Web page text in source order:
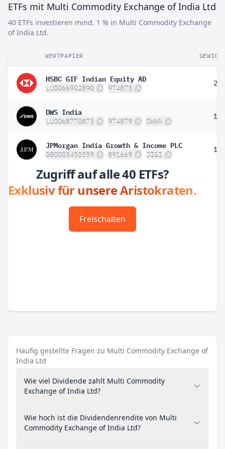
ETFs mit Multi Commodity Exchange of India Ltd
40 ETFs investieren mind. 1 % in Multi Commodity Exchange
of India Ltd.
WERTPAPIER
HSBC GIF Indian Equity AD
LU0066902890 974873
DWS India
LU0068770873 974879 DWWN
JPMorgan India Growth & Income PLC
GB0003450359 891669 JIGI
Zugriff auf alle 40 ETFs?
Exklusiv für unsere Aristokraten.
Freischalten
Häufig gestellte Fragen zu Multi Commodity Exchange of
India Ltd
Wie viel Dividende zahlt Multi Commodity
Exchange of India Ltd?
Wie hoch ist die Dividendenrendite von Multi
Commodity Exchange of India Ltd?